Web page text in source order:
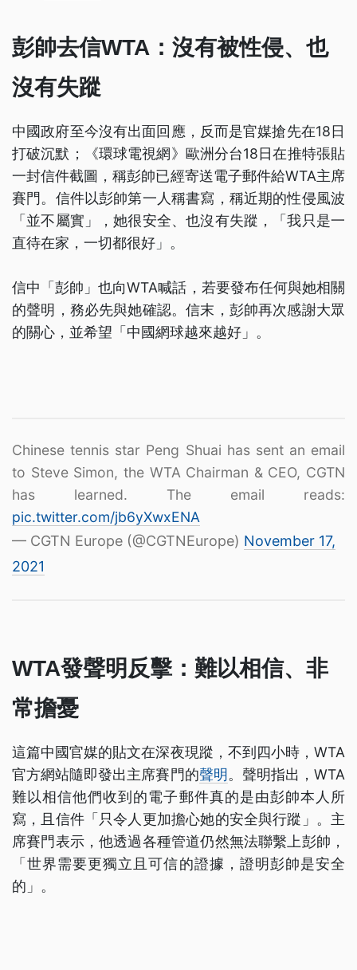
彭帥去信WTA：沒有被性侵、也
沒有失蹤
中國政府至今沒有出面回應，反而是官媒搶先在18日
打破沉默；《環球電視網》歐洲分台18日在推特張貼
一封信件截圖，稱彭帥已經寄送電子郵件給WTA主席
賽門。信件以彭帥第一人稱書寫，稱近期的性侵風波
「並不屬實」，她很安全、也沒有失蹤，「我只是一
直待在家，一切都很好」。
信中「彭帥」也向WTA喊話，若要發布任何與她相關
的聲明，務必先與她確認。信末，彭帥再次感謝大眾
的關心，並希望「中國網球越來越好」。
Chinese tennis star Peng Shuai has sent an email
to Steve Simon, the WTA Chairman & CEO, CGTN
has learned. The email reads:
pic.twitter.com/jb6yXwxENA
— CGTN Europe (@CGTNEurope) November 17,
2021
WTA發聲明反擊：難以相信、非
常擔憂
這篇中國官媒的貼文在深夜現蹤，不到四小時，WTA
官方網站隨即發出主席賽門的聲明 。聲明指出，WTA
難以相信他們收到的電子郵件真的是由彭帥本人所
寫，且信件「只令人更加擔心她的安全與行蹤」。主
席賽門表示，他透過各種管道仍然無法聯繫上彭帥，
「世界需要更獨立且可信的證據，證明彭帥是安全
的」。